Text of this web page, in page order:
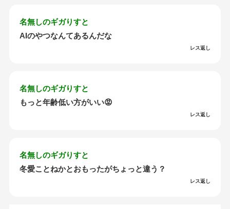
名無しのギガりすと
AIのやつなんてあるんだな
レス返し
名無しのギガりすと
もっと年齢低い方がいい😡
レス返し
名無しのギガりすと
冬愛ことねかとおもったがちょっと違う？
レス返し